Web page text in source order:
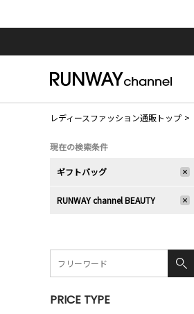
レディースファッション通販トップ
現在の検索条件
ギフトバッグ
RUNWAY channel BEAUTY
PRICE TYPE